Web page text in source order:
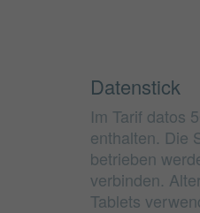
Datenstick
Im Tarif datos
enthalten. Die
betrieben
verbinden.
Tablets